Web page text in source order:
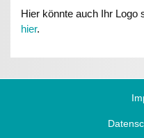
Hier könnte auch Ihr Logo
hier.